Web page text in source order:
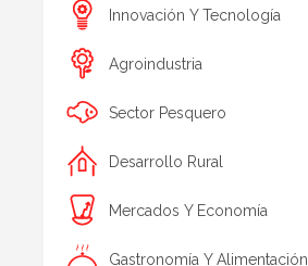
Innovación Y Tecnología
Agroindustria
Sector Pesquero
Desarrollo Rural
Mercados Y Economía
Gastronomía Y Alimentación